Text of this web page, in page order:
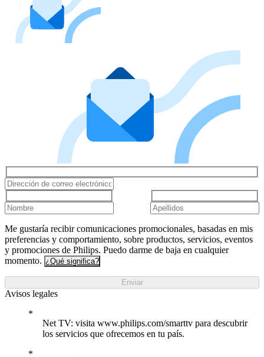
Me gustaría recibir comunicaciones promocionales, basadas en mis
preferencias y comportamiento, sobre productos, servicios, eventos
y promociones de Philips. Puedo darme de baja en cualquier
momento. ¿Qué significa?
Enviar
Avisos legales
Net TV: visita www.philips.com/smarttv para descubrir
los servicios que ofrecemos en tu país.